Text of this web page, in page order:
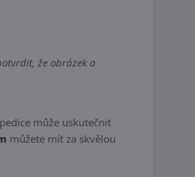
že obrázek a
může uskutečnit
můžete mít za skvělou